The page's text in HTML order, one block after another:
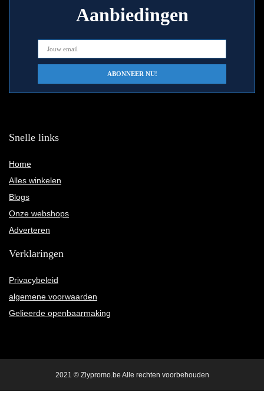
Aanbiedingen
Snelle links
Home
Alles winkelen
Blogs
Onze webshops
Adverteren
Verklaringen
Privacybeleid
algemene voorwaarden
Gelieerde openbaarmaking
2021 © Zlypromo.be Alle rechten voorbehouden